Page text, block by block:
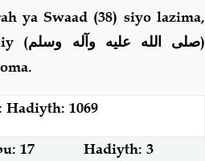
ya Swaad (38) siyo lazima,
(صلى الله عليه وآله وسلم)
1069
17 Hadiyth: 3